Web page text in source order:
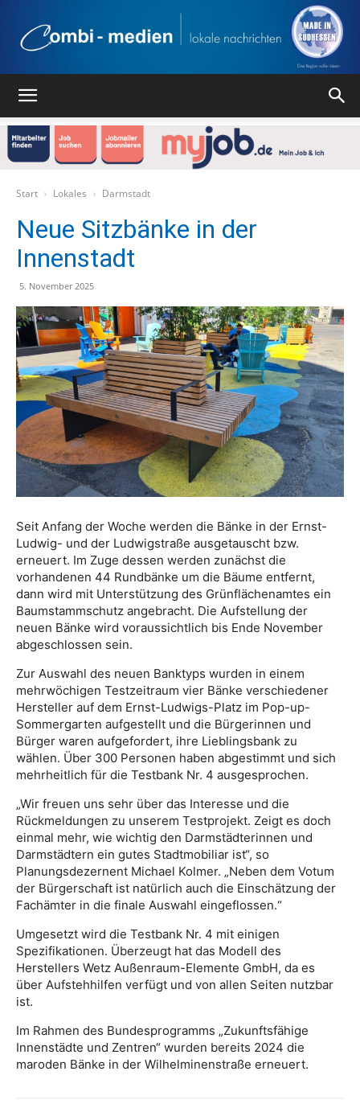
Start Lokales Darmstadt
Neue Sitzbänke in der
Innenstadt
5. November 2025
Seit Anfang der Woche werden die Bänke in der Ernst-
Ludwig- und der Ludwigstraße ausgetauscht bzw.
erneuert. Im Zuge dessen werden zunächst die
vorhandenen 44 Rundbänke um die Bäume entfernt,
dann wird mit Unterstützung des Grünflächenamtes ein
Baumstammschutz angebracht. Die Aufstellung der
neuen Bänke wird voraussichtlich bis Ende November
abgeschlossen sein.
Zur Auswahl des neuen Banktyps wurden in einem
mehrwöchigen Testzeitraum vier Bänke verschiedener
Hersteller auf dem Ernst-Ludwigs-Platz im Pop-up-
Sommergarten aufgestellt und die Bürgerinnen und
Bürger waren aufgefordert, ihre Lieblingsbank zu
wählen. Über 300 Personen haben abgestimmt und sich
mehrheitlich für die Testbank Nr. 4 ausgesprochen.
„Wir freuen uns sehr über das Interesse und die
Rückmeldungen zu unserem Testprojekt. Zeigt es doch
einmal mehr, wie wichtig den Darmstädterinnen und
Darmstädtern ein gutes Stadtmobiliar ist“, so
Planungsdezernent Michael Kolmer. „Neben dem Votum
der Bürgerschaft ist natürlich auch die Einschätzung der
Fachämter in die finale Auswahl eingeflossen.“
Umgesetzt wird die Testbank Nr. 4 mit einigen
Spezifikationen. Überzeugt hat das Modell des
Herstellers Wetz Außenraum-Elemente GmbH, da es
über Aufstehhilfen verfügt und von allen Seiten nutzbar
ist.
Im Rahmen des Bundesprogramms „Zukunftsfähige
Innenstädte und Zentren“ wurden bereits 2024 die
maroden Bänke in der Wilhelminenstraße erneuert.